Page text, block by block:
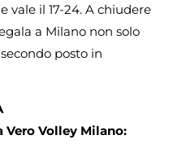
vale il 17-24. A chiudere
a Milano non solo
posto in
Vero Volley Milano: